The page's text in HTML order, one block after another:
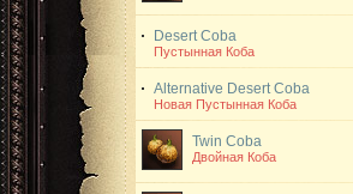
Desert Coba
Пустынная Коба
Alternative Desert Coba
Новая Пустынная Коба
Twin Coba
Двойная Коба